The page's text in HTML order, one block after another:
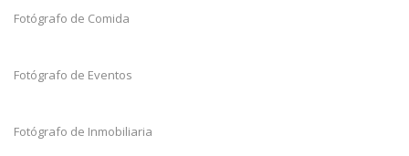
Fotógrafo de Comida
Fotógrafo de Eventos
Fotógrafo de Inmobiliaria